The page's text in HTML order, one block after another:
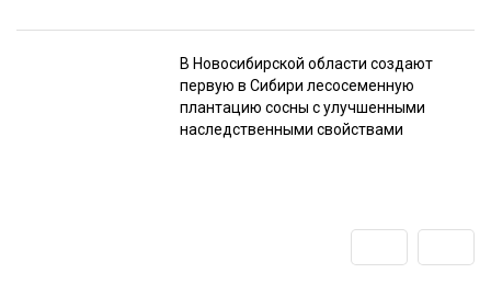
В Новосибирской области создают
первую в Сибири лесосеменную
плантацию сосны с улучшенными
наследственными свойствами